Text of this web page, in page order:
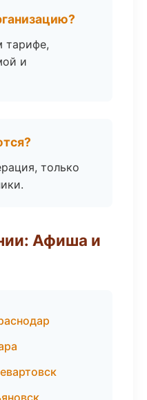
тарифе,
и
только
Афиша и